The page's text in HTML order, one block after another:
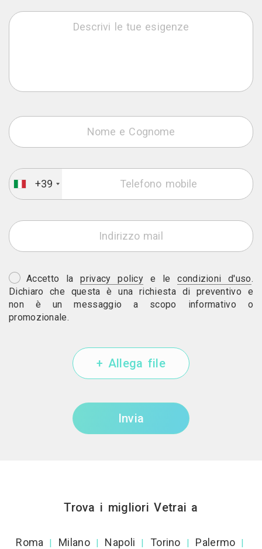
+39
Accetto laprivacy policy e lecondizioni d'uso.
Dichiaro che questa è una richiesta di preventivo e
non è un messaggio a scopo informativo o
promozionale.
+ Allega file
Invia
Trova i migliori Vetrai a
Roma | Milano | Napoli | Torino | Palermo |